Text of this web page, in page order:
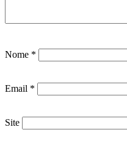
Nome *
Email *
Site